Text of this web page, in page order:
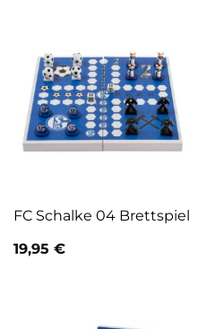
FC Schalke 04 Brettspiel
19,95 €